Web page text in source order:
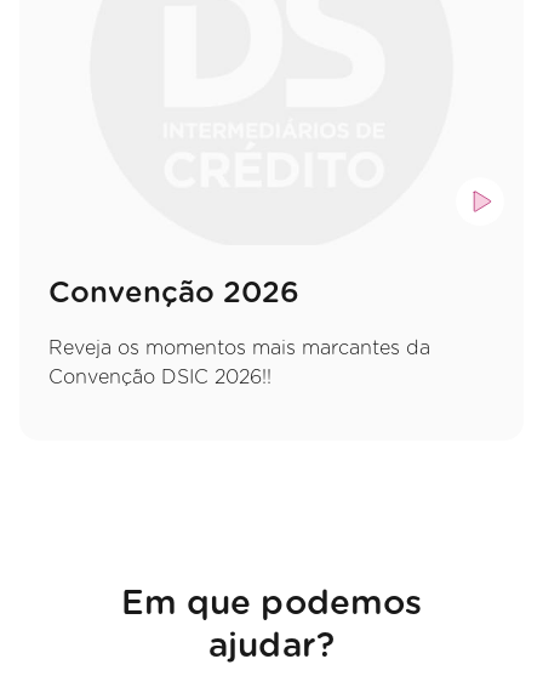
Convenção 2026
Reveja os momentos mais marcantes da
Convenção DSIC 2026!!
Em que podemos
ajudar?